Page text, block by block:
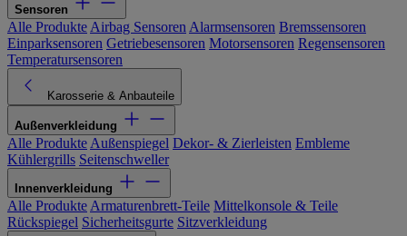
Sensoren
Alle Produkte Airbag Sensoren Alarmsensoren Bremssensoren
Einparksensoren Getriebesensoren Motorsensoren Regensensoren
Temperatursensoren
Karosserie & Anbauteile
Außenverkleidung
Alle Produkte Außenspiegel Dekor- & Zierleisten Embleme
Kühlergrills Seitenschweller
Innenverkleidung
Alle Produkte Armaturenbrett-Teile Mittelkonsole & Teile
Rückspiegel Sicherheitsgurte Sitzverkleidung